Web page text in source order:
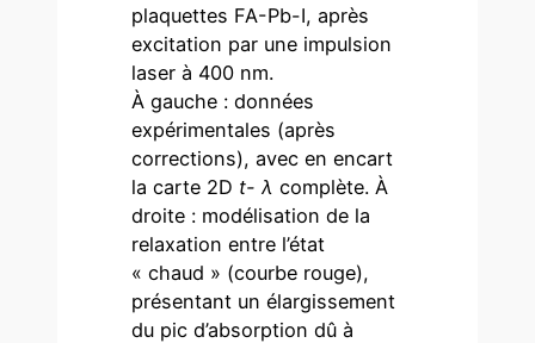
plaquettes FA-Pb-I, après
excitation par une impulsion
laser à 400 nm.
À gauche : données
expérimentales (après
corrections), avec en encart
la carte 2D t- λ complète. À
droite : modélisation de la
relaxation entre l’état
« chaud » (courbe rouge),
présentant un élargissement
du pic d’absorption dû à